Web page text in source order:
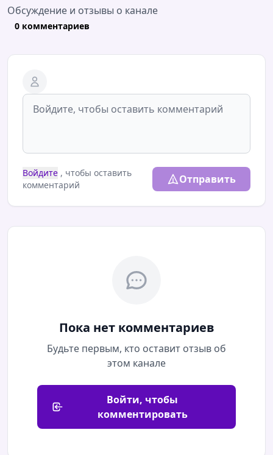
Обсуждение и отзывы о канале
0 комментариев
Войдите , чтобы оставить
комментарий
Отправить
Пока нет комментариев
Будьте первым, кто оставит отзыв об
этом канале
Войти, чтобы
комментировать